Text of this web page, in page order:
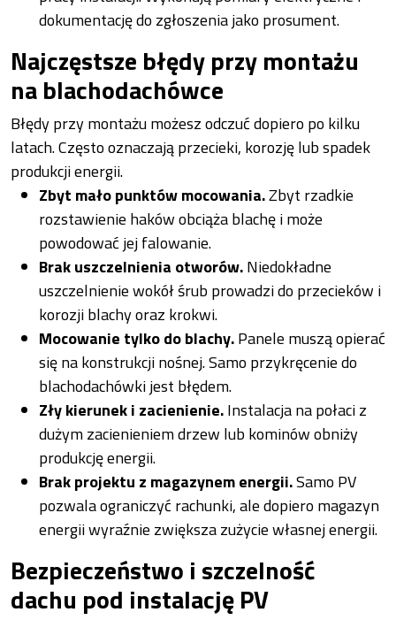
dokumentację do zgłoszenia jako prosument.
Najczęstsze błędy przy montażu
na blachodachówce
Błędy przy montażu możesz odczuć dopiero po kilku
latach. Często oznaczają przecieki, korozję lub spadek
produkcji energii.
Zbyt mało punktów mocowania.Zbyt rzadkie
rozstawienie haków obciąża blachę i może
powodować jej falowanie.
Brak uszczelnienia otworów.Niedokładne
uszczelnienie wokół śrub prowadzi do przecieków i
korozji blachy oraz krokwi.
Mocowanie tylko do blachy.Panele muszą opierać
się na konstrukcji nośnej. Samo przykręcenie do
blachodachówki jest błędem.
Zły kierunek i zacienienie.Instalacja na połaci z
dużym zacienieniem drzew lub kominów obniży
produkcję energii.
Brak projektu z magazynem energii.Samo PV
pozwala ograniczyć rachunki, ale dopiero magazyn
energii wyraźnie zwiększa zużycie własnej energii.
Bezpieczeństwo i szczelność
dachu pod instalację PV